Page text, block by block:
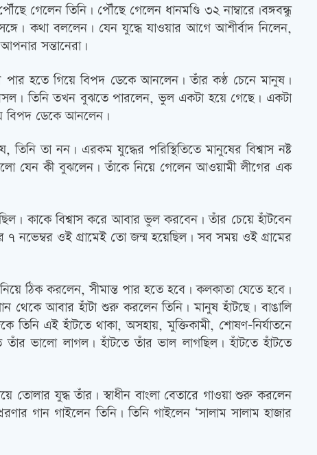
গেলেন তিনি। পৌঁছে গেলেন ধানমণ্ডি ৩২ নাম্বারে।বঙ্গবন্ধু
কথা বললেন। যেন যুদ্ধে যাওয়ার আগে আশীর্বাদ নিলেন,
সন্তানেরা।
পার হতে গিয়ে বিপদ ডেকে আনলেন। তাঁর কণ্ঠ চেনে মানুষ।
তিনি তখন বুঝতে পারলেন, ভুল একটা হয়ে গেছে। একটা
বিপদ ডেকে আনলেন।
তা নন। এরকম যুদ্ধের পরিস্থিতিতে মানুষের বিশ্বাস নষ্ট
যেন কী বুঝলেন। তাঁকে নিয়ে গেলেন আওয়ামী লীগের এক
কাকে বিশ্বাস করে আবার ভুল করবেন। তাঁর চেয়ে হাঁটবেন
৭ নভেম্বর ওই গ্রামেই তো জন্ম হয়েছিল। সব সময় ওই গ্রামের
ঠিক করলেন, সীমান্ত পার হতে হবে। কলকাতা যেতে হবে।
থেকে আবার হাঁটা শুরু করলেন তিনি। মানুষ হাঁটছে। বাঙালি
তিনি এই হাঁটতে থাকা, অসহায়, মুক্তিকামী, শোষণ-নির্যাতনে
ভালো লাগল। হাঁটতে তাঁর ভাল লাগছিল। হাঁটতে হাঁটতে
তোলার যুদ্ধ তাঁর। স্বাধীন বাংলা বেতারে গাওয়া শুরু করলেন
গান গাইলেন তিনি। তিনি গাইলেন ‘সালাম সালাম হাজার